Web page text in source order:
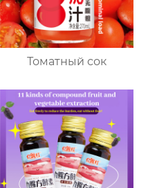
Томатный сок